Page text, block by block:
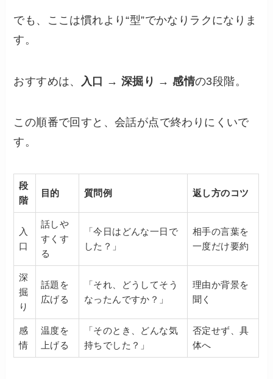
でも、ここは慣れより“型”でかなりラクになりま
す。
おすすめは、 入口 → 深掘り → 感情の3段階。
この順番で回すと、会話が点で終わりにくいで
す。
段
階
目的 質問例 返し方のコツ
入
口
話しや
すくす
る
「今日はどんな一日で
した？」
相手の言葉を
一度だけ要約
深
掘
り
話題を
広げる
「それ、どうしてそう
なったんですか？」
理由か背景を
聞く
感
情
温度を
上げる
「そのとき、どんな気
持ちでした？」
否定せず、具
体へ